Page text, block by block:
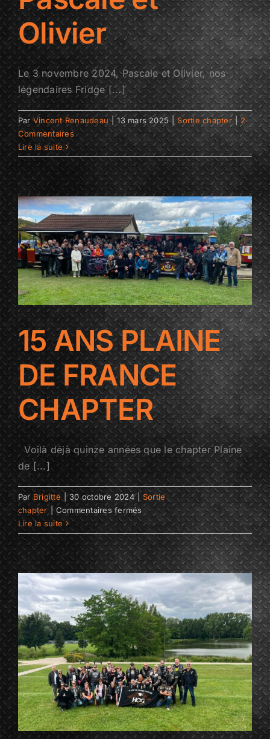
Olivier
Le 3 novembre 2024, Pascale et Olivier, nos
légendaires Fridge [...]
ParVincent Renaudeau | 13 mars 2025 | Sortie chapter | 2
Commentaires
Lire la suite
15 ANS PLAINE
DE FRANCE
CHAPTER
Voilà déjà quinze années que le chapter Plaine
de [...]
ParBrigitte | 30 octobre 2024
Sortie
chapter | Commentaires ferméssur
15
ANS
PLAINE
DE
FRANCE
CHAPTER
Lire la suite